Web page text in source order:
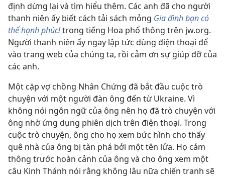
định dừng lại và tìm hiểu thêm. Các anh đã cho người
thanh niên ấy biết cách tải sách mỏng Gia đình bạn có
thể hạnh phúc!trong tiếng Hoa phổ thông trên jw.org.
Người thanh niên ấy ngay lập tức dùng điện thoại để
vào trang web của chúng ta, rồi cảm ơn sự giúp đỡ của
các anh.
Một cặp vợ chồng Nhân Chứng đã bắt đầu cuộc trò
chuyện với một người đàn ông đến từ Ukraine. Vì
không nói ngôn ngữ của ông nên họ đã trò chuyện với
ông nhờ ứng dụng phiên dịch trên điện thoại. Trong
cuộc trò chuyện, ông cho họ xem bức hình cho thấy
quê nhà của ông bị tàn phá bởi một tên lửa. Họ cảm
thông trước hoàn cảnh của ông và cho ông xem một
câu Kinh Thánh nói rằng không lâu nữa chiến tranh sẽ